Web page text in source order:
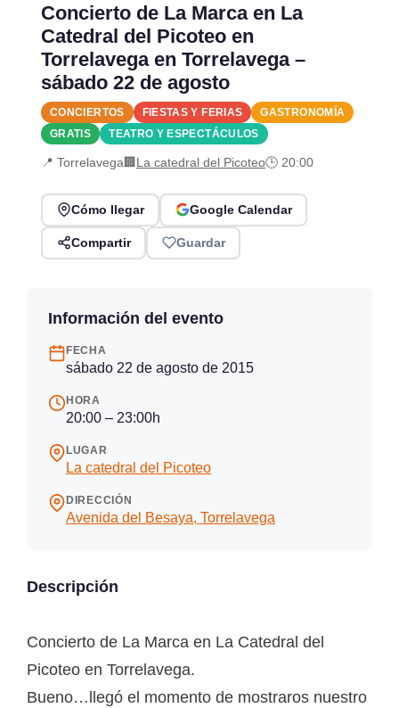
Concierto de La Marca en La
Catedral del Picoteo en
Torrelavega en Torrelavega –
sábado 22 de agosto
CONCIERTOS FIESTAS Y FERIAS
GASTRONOMÍA
GRATIS
TEATRO Y ESPECTÁCULOS
📍 Torrelavega🏢La catedral del Picoteo🕒 20:00
Cómo llegar Google Calendar
Compartir Guardar
Información del evento
FECHA
sábado 22 de agosto de 2015
HORA
20:00 – 23:00h
LUGAR
La catedral del Picoteo
DIRECCIÓN
Avenida del Besaya, Torrelavega
Descripción
Concierto de La Marca en La Catedral del
Picoteo en Torrelavega.
Bueno…llegó el momento de mostraros nuestro